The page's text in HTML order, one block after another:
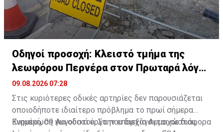
Οδηγοί προσοχή: Κλειστό τμήμα της
λεωφόρου Περνέρα στον Πρωταρά λόγω
έργων
09.08.2026 07:28
Στις κυριότερες οδικές αρτηρίες δεν παρουσιάζεται
οποιοδήποτε ιδιαίτερο πρόβλημα το πρωί σήμερα
Κυριακή, 09 Αυγούστου. Στην επαρχία Αμμοχώστου,
Ενημέρωση για οδικά έργα που διεξάγονται σε διάφορα